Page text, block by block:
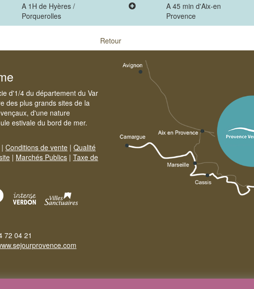
A 1H de Hyères /
Porquerolles
A 45 min d'Aix-en
Provence
Retour
d'1/4 du département du Var
des plus grands sites de la
d'une nature
estivale du bord de mer.
| Conditions de vente | Qualité
| Marchés Publics | Taxe de
72 04 21